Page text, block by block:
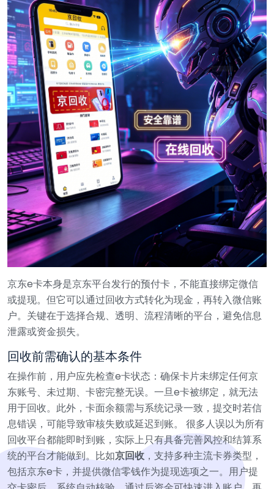
京东e卡本身是京东平台发行的预付卡，不能直接绑定微信
或提现。但它可以通过回收方式转化为现金，再转入微信账
户。关键在于选择合规、透明、流程清晰的平台，避免信息
泄露或资金损失。
回收前需确认的基本条件
在操作前，用户应先检查e卡状态：确保卡片未绑定任何京
东账号、未过期、卡密完整无误。一旦e卡被绑定，就无法
用于回收。此外，卡面余额需与系统记录一致，提交时若信
息错误，可能导致审核失败或延迟到账。
很多人误以为所有
回收平台都能即时到账，实际上只有具备完善风控和结算系
统的平台才能做到。比如京回收，支持多种主流卡券类型，
包括京东e卡，并提供微信零钱作为提现选项之一。用户提